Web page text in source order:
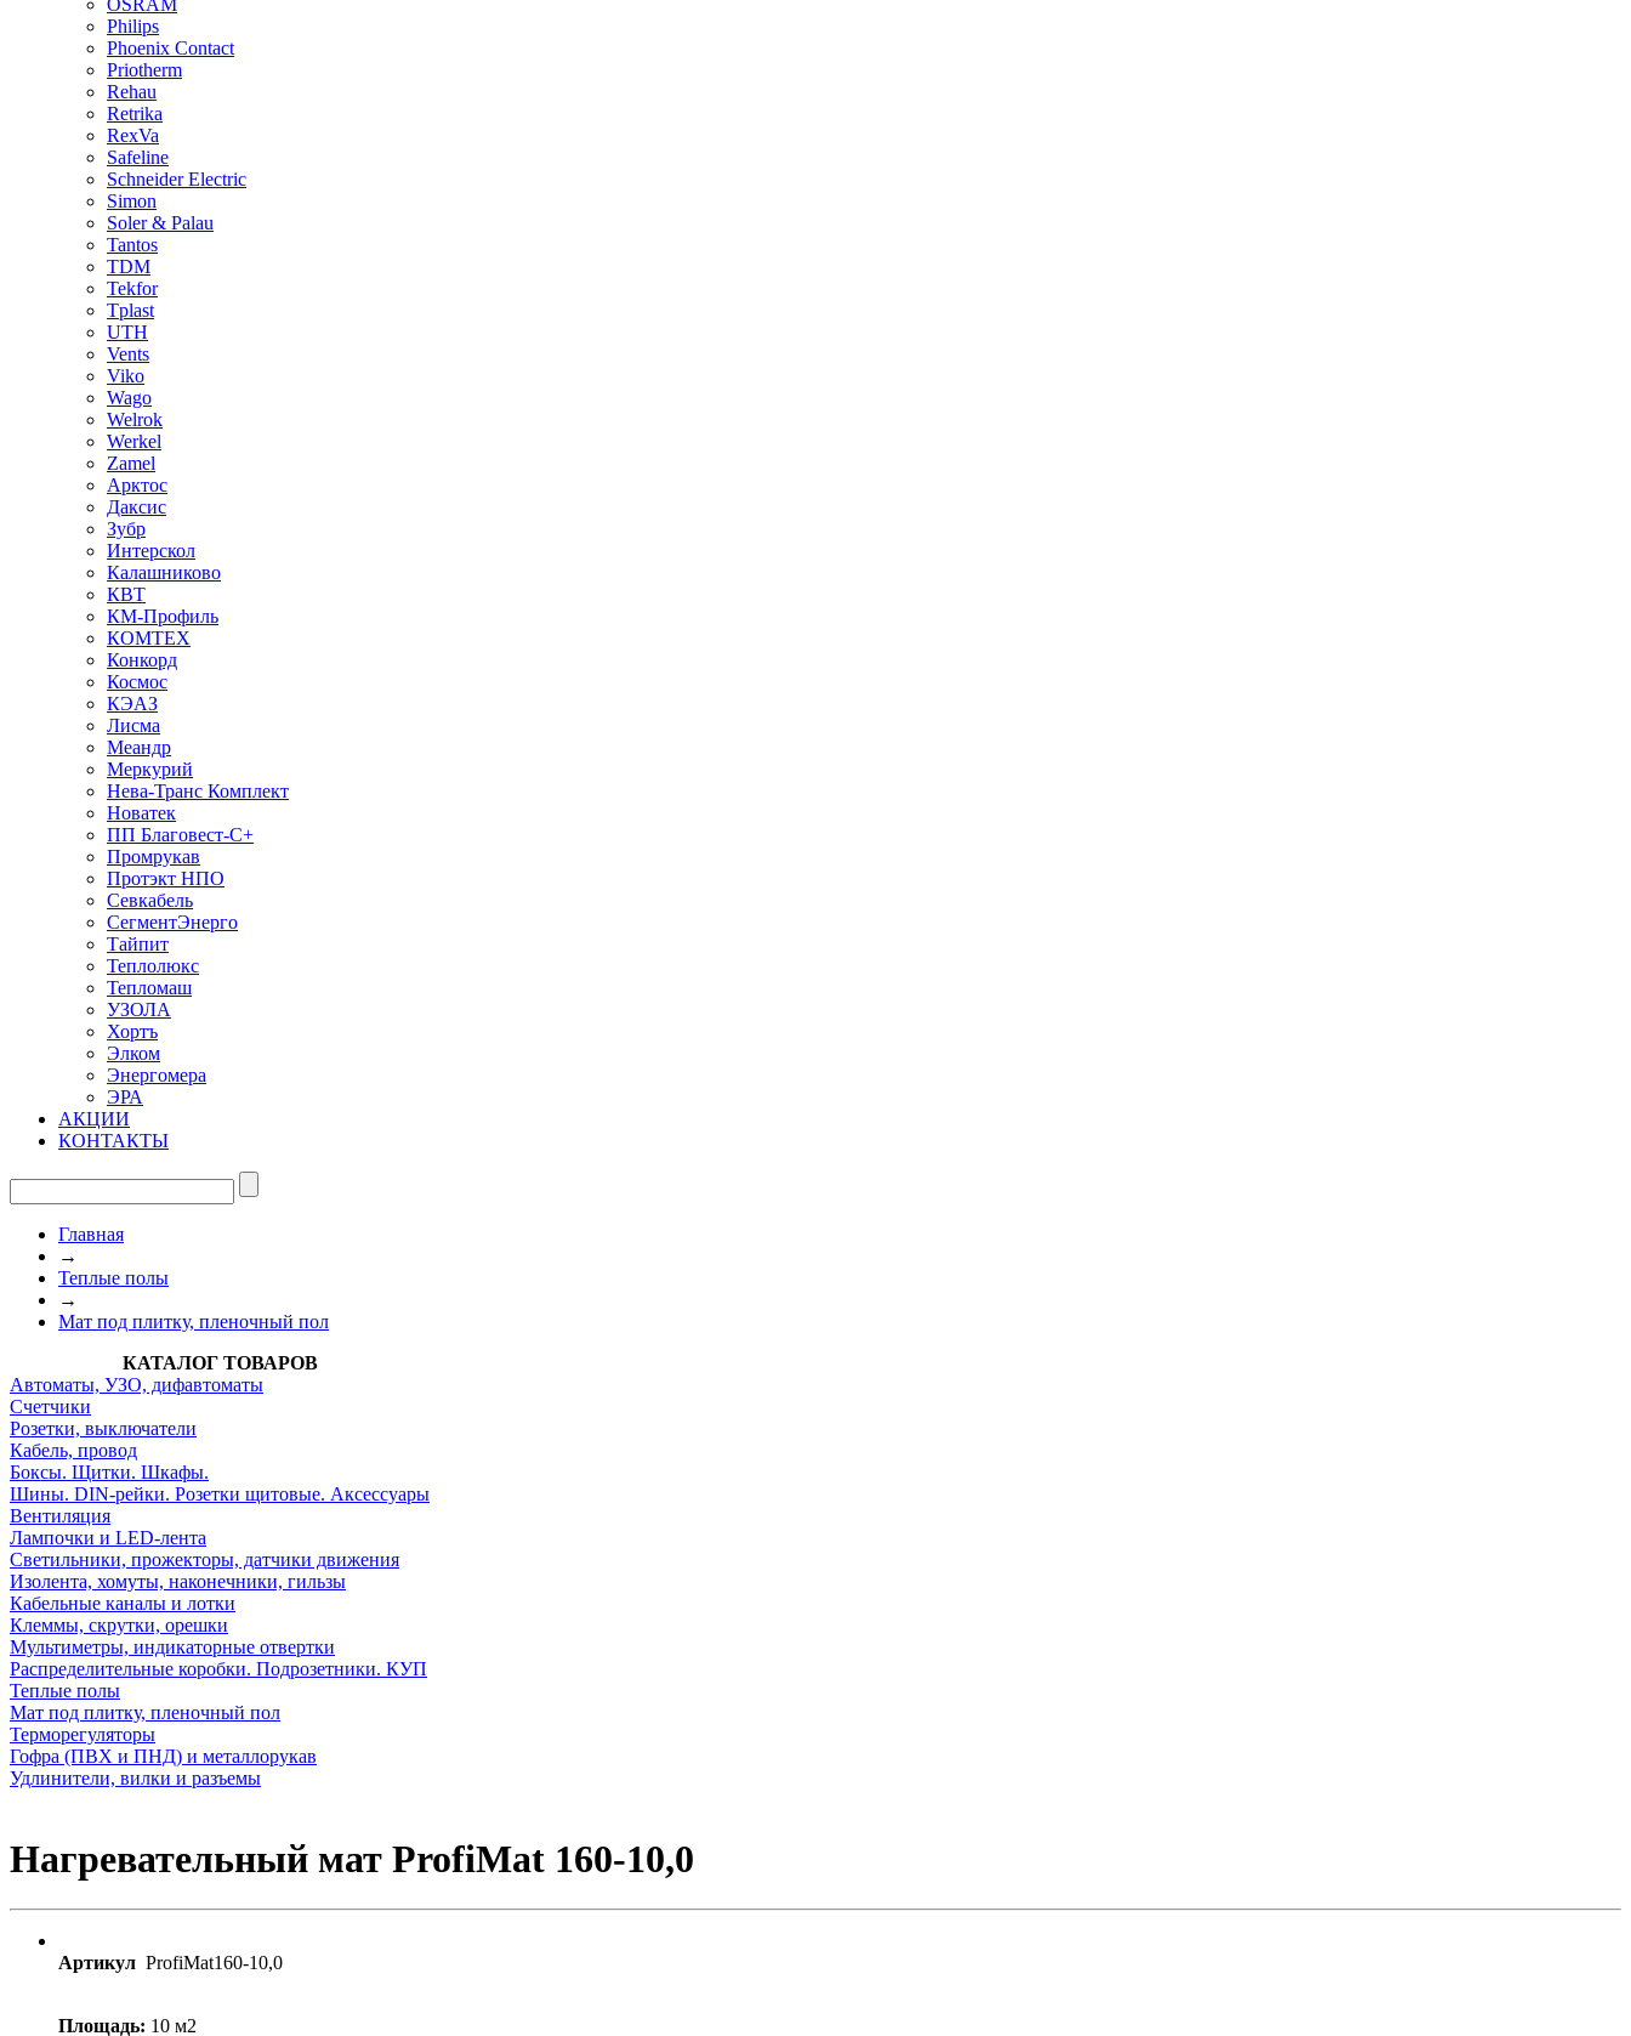
Philips
Phoenix Contact
Priotherm
Rehau
Retrika
RexVa
Safeline
Schneider Electric
Simon
Soler & Palau
Tantos
TDM
Tekfor
Tplast
UTH
Vents
Viko
Wago
Welrok
Werkel
Zamel
Арктос
Даксис
Зубр
Интерскол
Калашниково
КВТ
КМ-Профиль
КОМТЕХ
Конкорд
Космос
КЭАЗ
Лисма
Меандр
Меркурий
Нева-Транс Комплект
Новатек
ПП Благовест-С+
Промрукав
Протэкт НПО
Севкабель
СегментЭнерго
Тайпит
Теплолюкс
Тепломаш
УЗОЛА
Хортъ
Элком
Энергомера
ЭРА
АКЦИИ
КОНТАКТЫ
Главная
→
Теплые полы
→
Мат под плитку, пленочный пол
КАТАЛОГ ТОВАРОВ
Автоматы, УЗО, дифавтоматы
Счетчики
Розетки, выключатели
Кабель, провод
Боксы. Щитки. Шкафы.
Шины. DIN-рейки. Розетки щитовые. Аксессуары
Вентиляция
Лампочки и LED-лента
Светильники, прожекторы, датчики движения
Изолента, хомуты, наконечники, гильзы
Кабельные каналы и лотки
Клеммы, скрутки, орешки
Мультиметры, индикаторные отвертки
Распределительные коробки. Подрозетники. КУП
Теплые полы
Мат под плитку, пленочный пол
Терморегуляторы
Гофра (ПВХ и ПНД) и металлорукав
Удлинители, вилки и разъемы
Нагревательный мат ProfiMat 160-10,0
Артикул ProfiMat160-10,0
Площадь: 10 м2